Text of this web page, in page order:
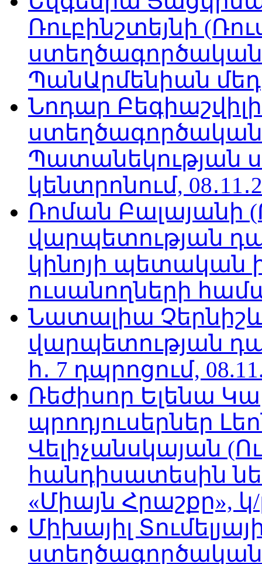
Ռուբինշտեյնի
ՊանԱրմենիան
Նոդար
Պատանեկության
կենտրոնում,
Ռոման Բալայանի
վարպետության
կինոյի պետական
ուսանողների
Նատալիա
վարպետության
հ․ 7 դպրոցում,
Ռեժիսոր Ելենա
պրոդյուսերներ
Վելիչանսկայան
հանդիսատեսին
«Միայն Հրաշքը», կ/
Միխայիլ